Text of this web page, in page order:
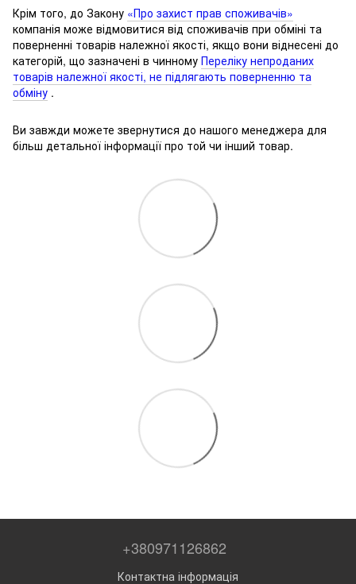
Крім того, до Закону «Про захист прав споживачів»
компанія може відмовитися від споживачів при обміні та
поверненні товарів належної якості, якщо вони віднесені до
категорій, що зазначені в чинному Переліку непроданих
товарів належної якості, не підлягають поверненню та
обміну .
Ви завжди можете звернутися до нашого менеджера для
більш детальної інформації про той чи інший товар.
+380971126862
Контактна інформація